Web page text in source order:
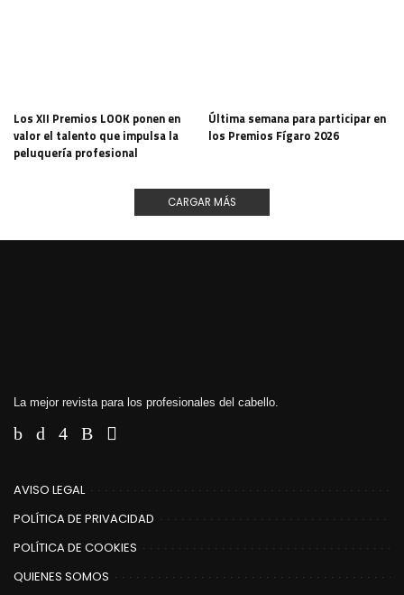
Los XII Premios LOOK ponen en
valor el talento que impulsa la
peluquería profesional
Última semana para participar en
los Premios Fígaro 2026
CARGAR MÁS
La mejor revista para los profesionales del cabello.
AVISO LEGAL
POLÍTICA DE PRIVACIDAD
POLÍTICA DE COOKIES
QUIENES SOMOS